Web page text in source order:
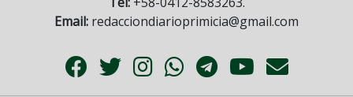
Email: redacciondiarioprimicia@gmail.com